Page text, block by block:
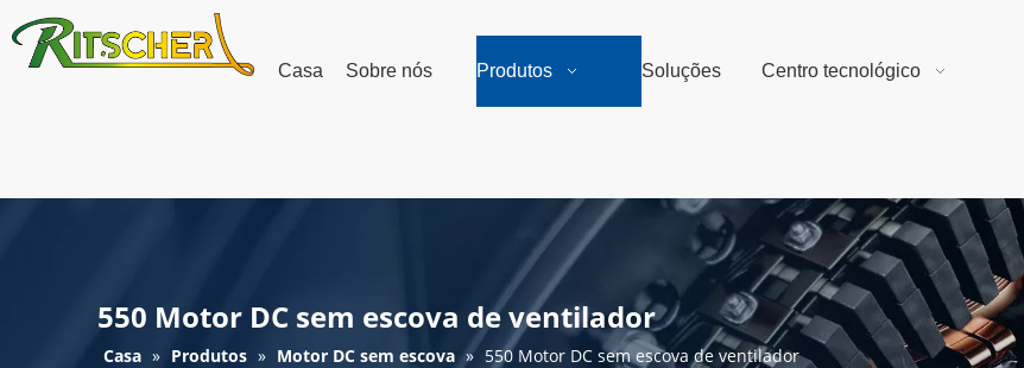
Casa Sobre nós Produtos Soluções Centro tecnológico
550 Motor DC sem escova de ventilador
Casa » Produtos » Motor DC sem escova » 550 Motor DC sem escova de ventilador